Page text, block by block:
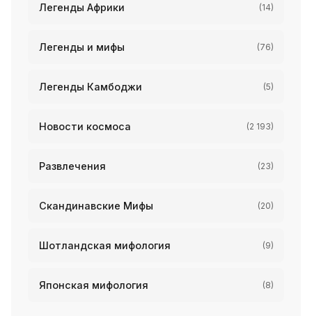
Легенды Африки (14)
Легенды и мифы (76)
Легенды Камбоджи (5)
Новости космоса (2 193)
Развлечения (23)
Скандинавские Мифы (20)
Шотландская мифология (9)
Японская мифология (8)